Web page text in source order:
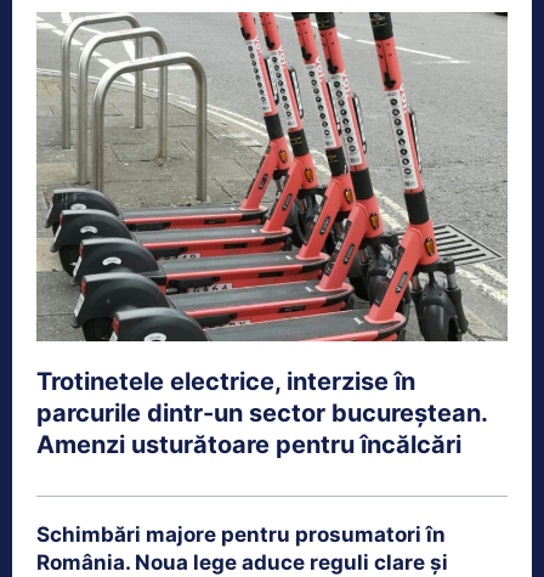
Trotinetele electrice, interzise în
parcurile dintr-un sector bucureștean.
Amenzi usturătoare pentru încălcări
Schimbări majore pentru prosumatori în
România. Noua lege aduce reguli clare și